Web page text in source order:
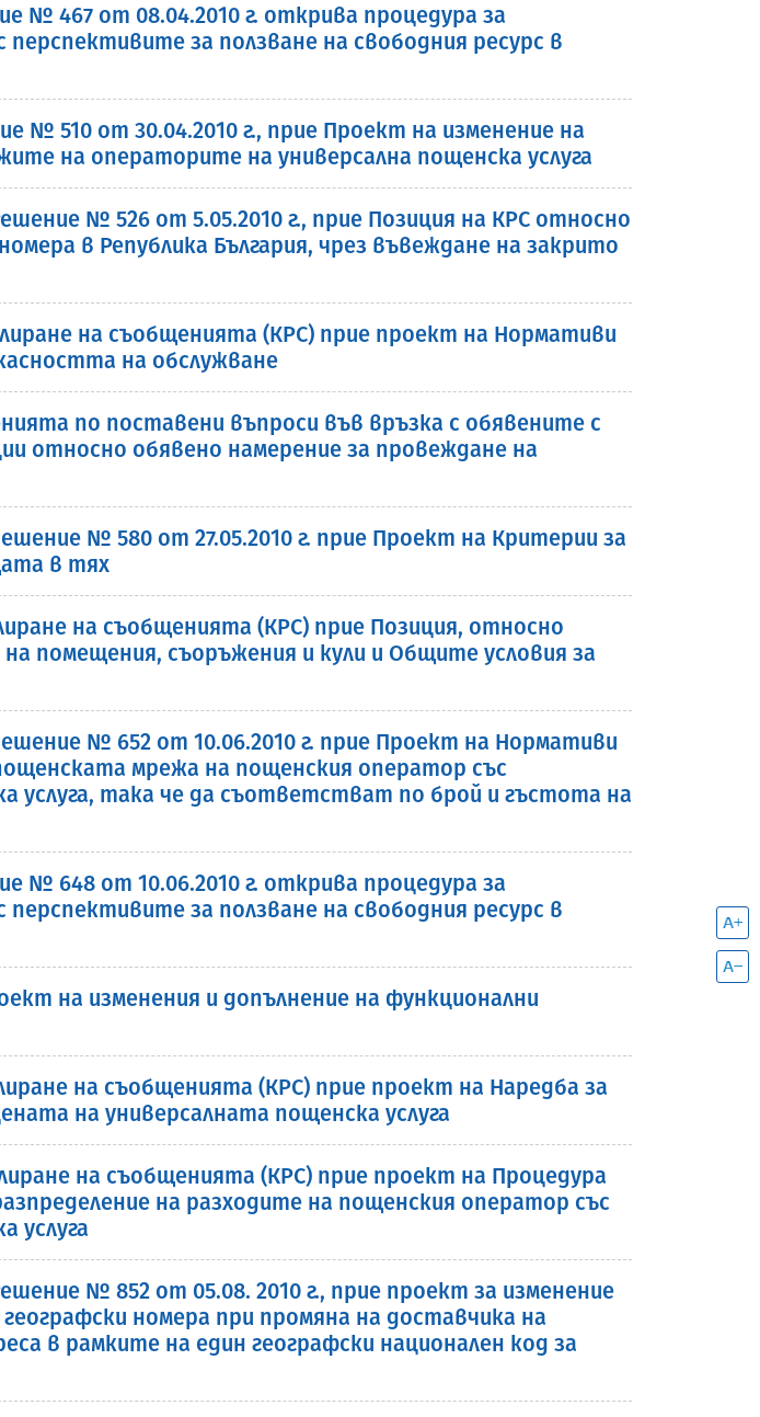
№ 467 от 08.04.2010 г. открива процедура за
за ползване на свободния ресурс в
№ 510 от 30.04.2010 г., прие Проект на изменение на
на операторите на универсална пощенска услуга
№ 526 от 5.05.2010 г., прие Позиция на КРС относно
в Република България, чрез въвеждане на закрито
на съобщенията (КРС) прие проект на Нормативи
на обслужване
по поставени въпроси във връзка с обявените с
относно обявено намерение за провеждане на
№ 580 от 27.05.2010 г. прие Проект на Критерии за
в тях
на съобщенията (КРС) прие Позиция, относно
помещения, съоръжения и кули и Общите условия за
№ 652 от 10.06.2010 г. прие Проект на Нормативи
мрежа на пощенския оператор със
услуга, така че да съответстват по брой и гъстота на
№ 648 от 10.06.2010 г. открива процедура за
за ползване на свободния ресурс в
на изменения и допълнение на функционални
на съобщенията (КРС) прие проект на Наредба за
на универсалната пощенска услуга
на съобщенията (КРС) прие проект на Процедура
на разходите на пощенския оператор със
услуга
№ 852 от 05.08. 2010 г., прие проект за изменение
номера при промяна на доставчика на
в рамките на един географски национален код за